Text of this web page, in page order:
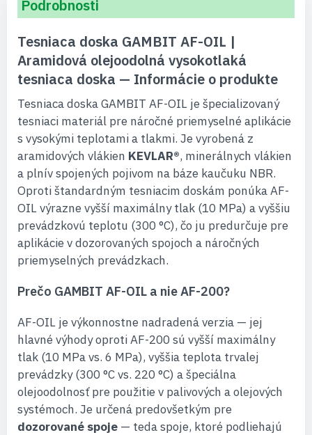
Podrobnosti
Tesniaca doska GAMBIT AF-OIL |
Aramidová olejoodolná vysokotlaká
tesniaca doska — Informácie o produkte
Tesniaca doska GAMBIT AF-OIL je špecializovaný
tesniaci materiál pre náročné priemyselné aplikácie
s vysokými teplotami a tlakmi. Je vyrobená z
aramidových vlákien KEVLAR®, minerálnych vlákien
a plnív spojených pojivom na báze kaučuku NBR.
Oproti štandardným tesniacim doskám ponúka AF-
OIL výrazne vyšší maximálny tlak (10 MPa) a vyššiu
prevádzkovú teplotu (300 °C), čo ju predurčuje pre
aplikácie v dozorovaných spojoch a náročných
priemyselných prevádzkach.
Prečo GAMBIT AF-OIL a nie AF-200?
AF-OIL je výkonnostne nadradená verzia — jej
hlavné výhody oproti AF-200 sú vyšší maximálny
tlak (10 MPa vs. 6 MPa), vyššia teplota trvalej
prevádzky (300 °C vs. 220 °C) a špeciálna
olejoodolnosť pre použitie v palivových a olejových
systémoch. Je určená predovšetkým pre
dozorované spoje — teda spoje, ktoré podliehajú